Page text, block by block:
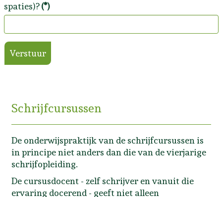
spaties)? (*)
Verstuur
Schrijfcursussen
De onderwijspraktijk van de schrijfcursussen is
in principe niet anders dan die van de vierjarige
schrijfopleiding.
De cursusdocent - zelf schrijver en vanuit die
ervaring docerend - geeft niet alleen